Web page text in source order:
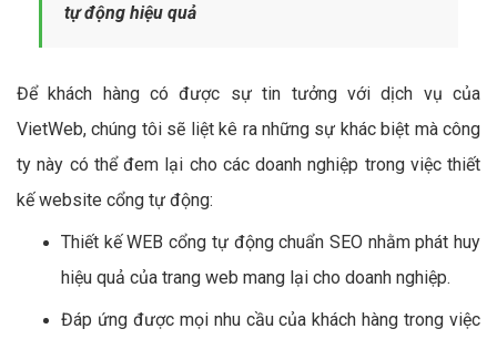
tự động hiệu quả
Để khách hàng có được sự tin tưởng với dịch vụ của
VietWeb, chúng tôi sẽ liệt kê ra những sự khác biệt mà công
ty này có thể đem lại cho các doanh nghiệp trong việc thiết
kế website cổng tự động:
Thiết kế WEB cổng tự động chuẩn SEO nhằm phát huy
hiệu quả của trang web mang lại cho doanh nghiệp.
Đáp ứng được mọi nhu cầu của khách hàng trong việc